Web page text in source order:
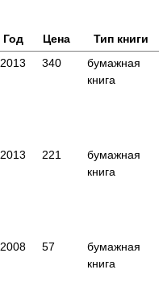
Год Цена
Тип книги
2013 340
бумажная
книга
2013 221
бумажная
книга
2008 57
бумажная
книга